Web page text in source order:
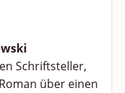
Schriftsteller,
über einen